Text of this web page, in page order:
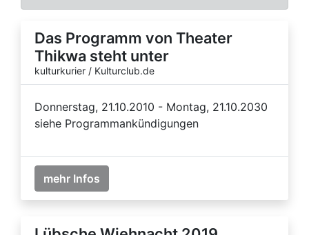
Das Programm von Theater
Thikwa steht unter
kulturkurier / Kulturclub.de
Donnerstag, 21.10.2010 - Montag, 21.10.2030
siehe Programmankündigungen
mehr Infos